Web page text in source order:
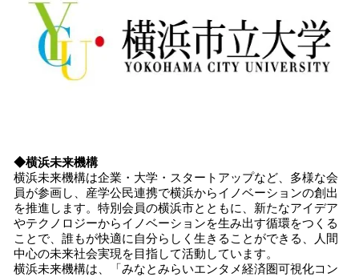
◆横浜未来機構
横浜未来機構は企業・大学・スタートアップなど、多様な会
員が参画し、産学公民連携で横浜からイノベーションの創出
を推進します。特別会員の横浜市とともに、新たなアイデア
やテクノロジーからイノベーションを生み出す循環をつくる
ことで、誰もが快適に自分らしく生きることができる、人間
中心の未来社会実現を目指して活動しています。
横浜未来機構は、「みなとみらいエンタメ経済圏可視化コン